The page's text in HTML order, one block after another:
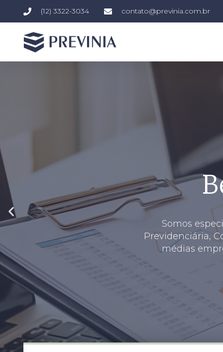
(12) 3322-3034 contato@previnia.com.br
Somos
Previdenciária,
médias